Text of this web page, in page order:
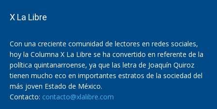
X La Libre
Con una creciente comunidad de lectores en redes sociales,
hoy la Columna X La Libre se ha convertido en referente de la
política quintanarroense, ya que las letra de Joaquín Quiroz
tienen mucho eco en importantes estratos de la sociedad del
más joven Estado de México.
Contacto: contacto@xlalibre.com